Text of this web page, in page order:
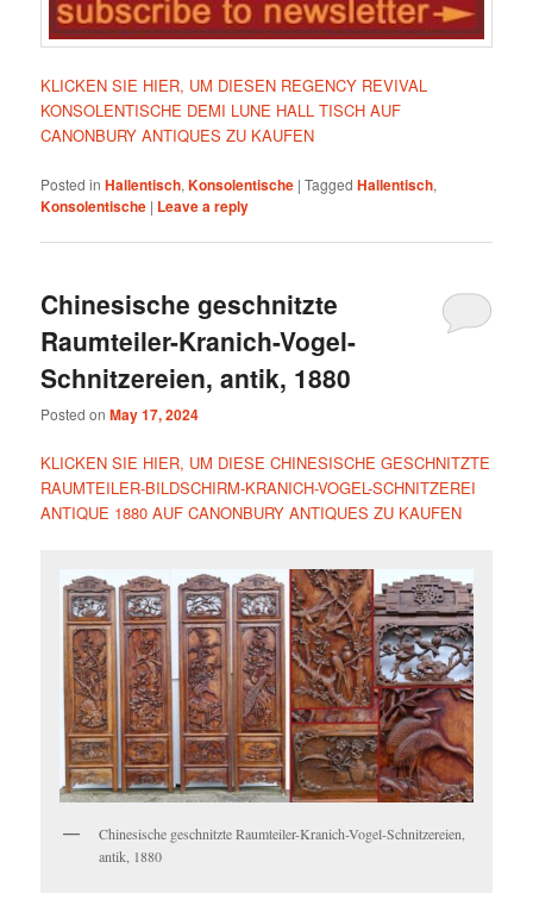
KLICKEN SIE HIER, UM DIESEN REGENCY REVIVAL
KONSOLENTISCHE DEMI LUNE HALL TISCH AUF
CANONBURY ANTIQUES ZU KAUFEN
Posted in Hallentisch,Konsolentische |Tagged Hallentisch,
Konsolentische | Leave a reply
Chinesische geschnitzte
Raumteiler-Kranich-Vogel-
Schnitzereien, antik, 1880
Posted onMay 17, 2024
KLICKEN SIE HIER, UM DIESE CHINESISCHE GESCHNITZTE
RAUMTEILER-BILDSCHIRM-KRANICH-VOGEL-SCHNITZEREI
ANTIQUE 1880 AUF CANONBURY ANTIQUES ZU KAUFEN
Chinesische geschnitzte Raumteiler-Kranich-Vogel-Schnitzereien,
antik, 1880